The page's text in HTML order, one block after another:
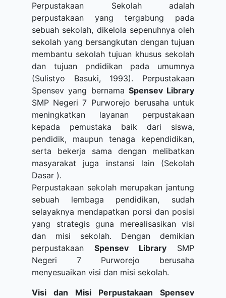
Perpustakaan Sekolah adalah
perpustakaan yang tergabung pada
sebuah sekolah, dikelola sepenuhnya oleh
sekolah yang bersangkutan dengan tujuan
membantu sekolah tujuan khusus sekolah
dan tujuan pndidikan pada umumnya
(Sulistyo Basuki, 1993). Perpustakaan
Spensev yang bernama Spensev Library
SMP Negeri 7 Purworejo berusaha untuk
meningkatkan layanan perpustakaan
kepada pemustaka baik dari siswa,
pendidik, maupun tenaga kependidikan,
serta bekerja sama dengan melibatkan
masyarakat juga instansi lain (Sekolah
Dasar ).
Perpustakaan sekolah merupakan jantung
sebuah lembaga pendidikan, sudah
selayaknya mendapatkan porsi dan posisi
yang strategis guna merealisasikan visi
dan misi sekolah. Dengan demikian
perpustakaan Spensev Library SMP
Negeri 7 Purworejo berusaha
menyesuaikan visi dan misi sekolah.
Visi dan Misi Perpustakaan Spensev